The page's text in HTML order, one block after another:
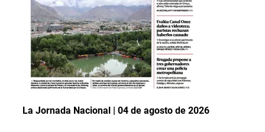
La Jornada Nacional | 04 de agosto de 2026